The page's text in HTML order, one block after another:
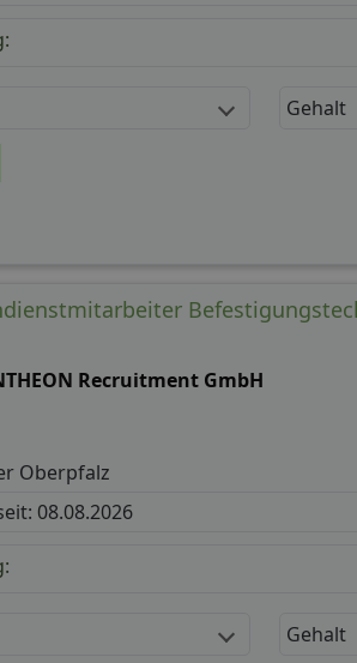
Gehalt
Recruitment GmbH
Oberpfalz
08.08.2026
Gehalt